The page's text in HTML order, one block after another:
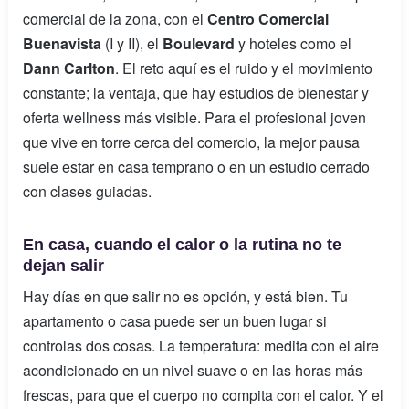
comercial de la zona, con el Centro Comercial
Buenavista(I y II), el Boulevard y hoteles como el
Dann Carlton. El reto aquí es el ruido y el movimiento
constante; la ventaja, que hay estudios de bienestar y
oferta wellness más visible. Para el profesional joven
que vive en torre cerca del comercio, la mejor pausa
suele estar en casa temprano o en un estudio cerrado
con clases guiadas.
En casa, cuando el calor o la rutina no te
dejan salir
Hay días en que salir no es opción, y está bien. Tu
apartamento o casa puede ser un buen lugar si
controlas dos cosas. La temperatura: medita con el aire
acondicionado en un nivel suave o en las horas más
frescas, para que el cuerpo no compita con el calor. Y el